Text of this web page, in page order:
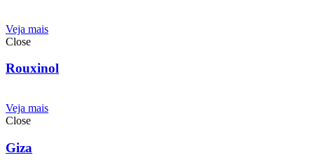
Veja mais
Close
Rouxinol
Veja mais
Close
Giza